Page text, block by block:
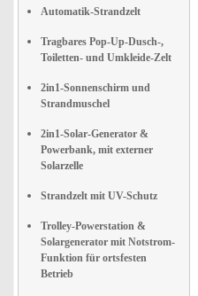
Automatik-Strandzelt
Tragbares Pop-Up-Dusch-,
Toiletten- und Umkleide-Zelt
2in1-Sonnenschirm und
Strandmuschel
2in1-Solar-Generator &
Powerbank, mit externer
Solarzelle
Strandzelt mit UV-Schutz
Trolley-Powerstation &
Solargenerator mit Notstrom-
Funktion für ortsfesten
Betrieb